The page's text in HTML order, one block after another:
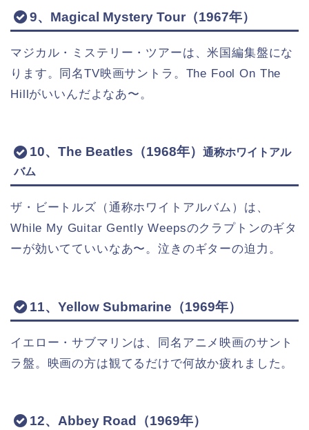
9、Magical Mystery Tour（1967年）
マジカル・ミステリー・ツアーは、米国編集盤にな
ります。同名TV映画サントラ。The Fool On The
Hillがいいんだよなあ〜。
10、The Beatles（1968年）
通称ホワイトアル
バム
ザ・ビートルズ（通称ホワイトアルバム）は、
While My Guitar Gently Weepsのクラプトンのギタ
ーが効いてていいなあ〜。泣きのギターの迫力。
11、Yellow Submarine（1969年）
イエロー・サブマリンは、同名アニメ映画のサント
ラ盤。映画の方は観てるだけで何故か疲れました。
12、Abbey Road（1969年）